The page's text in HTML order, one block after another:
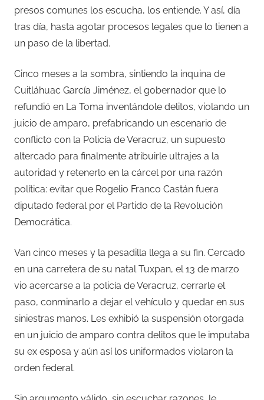
presos comunes los escucha, los entiende. Y así, día
tras día, hasta agotar procesos legales que lo tienen a
un paso de la libertad.
Cinco meses a la sombra, sintiendo la inquina de
Cuitláhuac García Jiménez, el gobernador que lo
refundió en La Toma inventándole delitos, violando un
juicio de amparo, prefabricando un escenario de
conflicto con la Policía de Veracruz, un supuesto
altercado para finalmente atribuirle ultrajes a la
autoridad y retenerlo en la cárcel por una razón
política: evitar que Rogelio Franco Castán fuera
diputado federal por el Partido de la Revolución
Democrática.
Van cinco meses y la pesadilla llega a su fin. Cercado
en una carretera de su natal Tuxpan, el 13 de marzo
vio acercarse a la policía de Veracruz, cerrarle el
paso, conminarlo a dejar el vehículo y quedar en sus
siniestras manos. Les exhibió la suspensión otorgada
en un juicio de amparo contra delitos que le imputaba
su ex esposa y aún así los uniformados violaron la
orden federal.